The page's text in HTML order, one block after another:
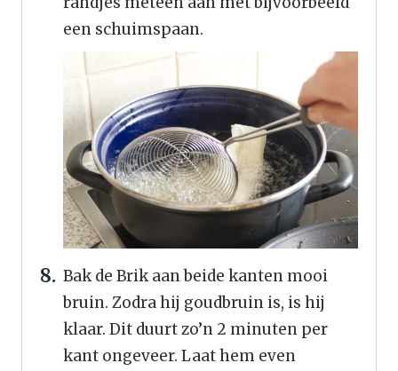
een schuimspaan.
Bak de Brik aan beide kanten mooi
bruin. Zodra hij goudbruin is, is hij
klaar. Dit duurt zo’n 2 minuten per
kant ongeveer. Laat hem even